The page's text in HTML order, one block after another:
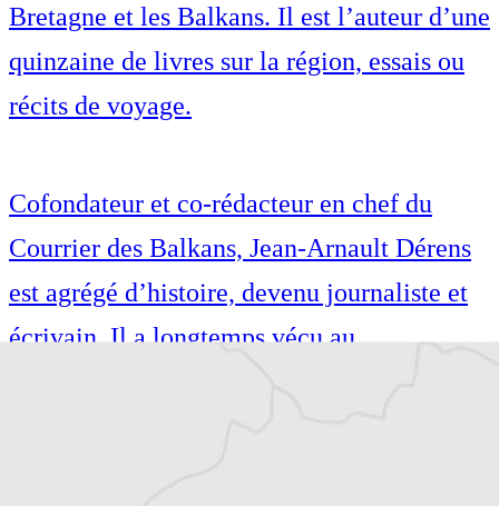
Bretagne et les Balkans. Il est l’auteur d’une
quinzaine de livres sur la région, essais ou
récits de voyage.
Cofondateur et co-rédacteur en chef du
Courrier des Balkans, Jean-Arnault Dérens
est agrégé d’histoire, devenu journaliste et
écrivain. Il a longtemps vécu au